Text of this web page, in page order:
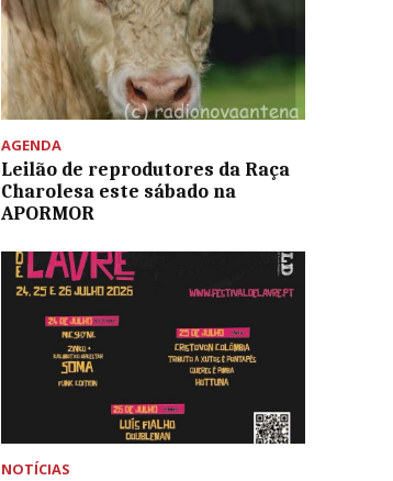
AGENDA
Leilão de reprodutores da Raça
Charolesa este sábado na
APORMOR
NOTÍCIAS